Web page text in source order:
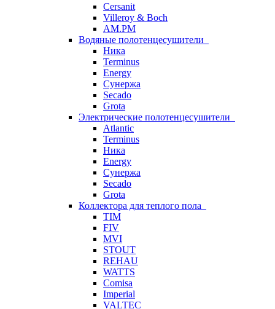
Cersanit
Villeroy & Boch
AM.PM
Водяные полотенцесушители
Ника
Terminus
Energy
Сунержа
Secado
Grota
Электрические полотенцесушители
Atlantic
Terminus
Ника
Energy
Сунержа
Secado
Grota
Коллектора для теплого пола
TIM
FIV
MVI
STOUT
REHAU
WATTS
Comisa
Imperial
VALTEC